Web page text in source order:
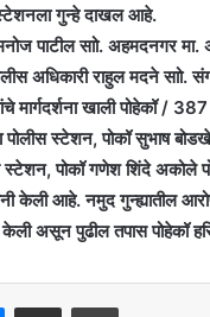
स्टेशनला गुन्हे दाखल आहे.
पाटील साो. अहमदनगर मा.
अधिकारी राहुल मदने साो.
खाली पोहेकॉ /
स्टेशन, पोकॉ सुभाष
पोकॉ गणेश शिंदे अकोले
केली आहे. नमुद गुन्ह्यातील
केली असून पुढील तपास पोहेकॉ
Messenger
Share via Email Print